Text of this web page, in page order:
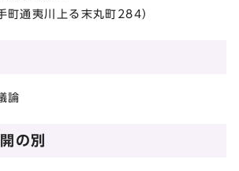
手町通夷川上る末丸町284）
論
の別